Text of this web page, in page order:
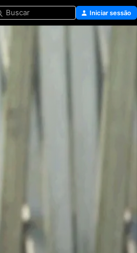
Buscar Iniciar sessão